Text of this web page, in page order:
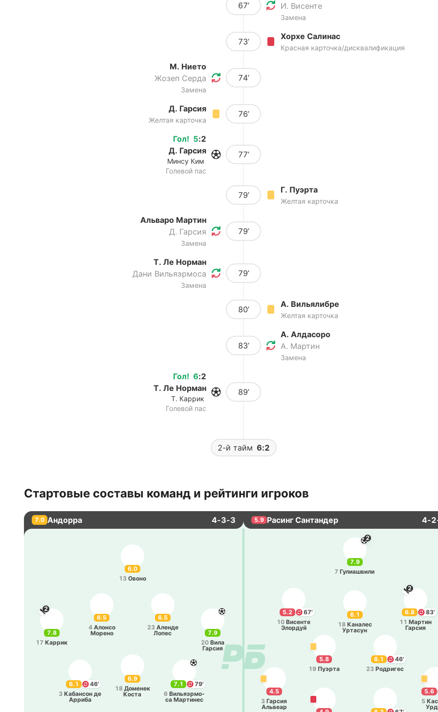
67’
И. Висенте
Замена
73’
Хорхе Салинас
Красная карточка/дисквалификация
М. Нието
Жозеп Серда
Замена
74’
Д. Гарсия
Желтая карточка
76’
Гол! 5:2
Д. Гарсия
Минсу Ким
Голевой пас
77’
79’
Г. Пуэрта
Желтая карточка
Альваро Мартин
Д. Гарсия
Замена
79’
Т. Ле Норман
Дани Вильяэрмоса
Замена
79’
80’
А. Вильялибре
Желтая карточка
83’
А. Алдасоро
А. Мартин
Замена
Гол! 6:2
Т. Ле Норман
Т. Каррик
Голевой пас
89’
2-й тайм 6:2
Стартовые составы команд и рейтинги игроков
7.0 Андорра 4-3-3 5.9 Расинг Сантандер 4-
6.0
13 Овоно
6.5
23 Аленде
Лопес
7.8
2
17 Каррик
7.9
20 Вила
Гарсия
6.5
4 Алонсо
Морено
7.1
79'
6 Ви­льяэ­рмо­
са Ма­рти­нес
6.1
46'
3 Ка­ба­нсон де
Арриба
6.9
18 До­ме­нек
Коста
5.6
5
4.5
3 Гарсия
Альвеар
6.8 83'
2
11 Мартин
Гарсия
5.2
67'
10 Ви­се­нте
Эло­рдуй
6.1
46'
23 Ро­дри­гес
5.8
19 Пуэрта
6.1
18 Ка­на­лес
Урта­сун
7.9
2
7 Гу­лиа­шви­ли